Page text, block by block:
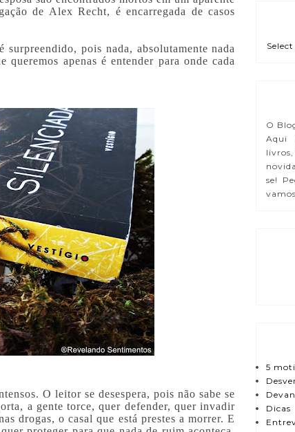
de Alex Recht, é encarregada de casos
pois nada, absolutamente nada
apenas é entender para onde cada
O leitor se desespera, pois não sabe se
a gente torce, quer defender, quer invadir
drogas, o casal que está prestes a morrer. E
O
Aqui
se!
5
Dicas